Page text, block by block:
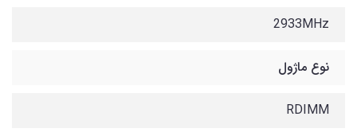
2933MHz
نوع ماژول
RDIMM